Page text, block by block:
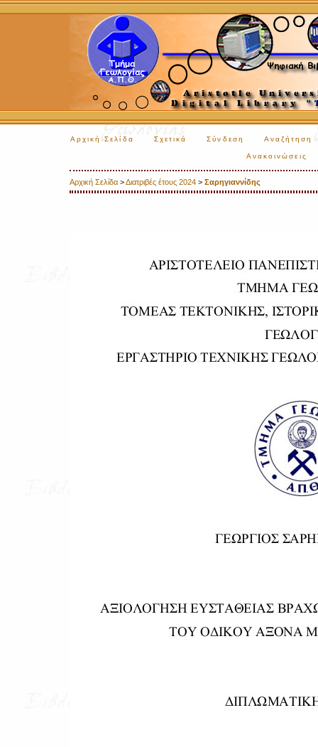
Αρχική Σελίδα Σχετικά Σύνδεση Αναζήτηση
Ανακοινώσεις
Αρχική Σελίδα >Διατριβές έτους 2024 > Σαρηγιαννίδης